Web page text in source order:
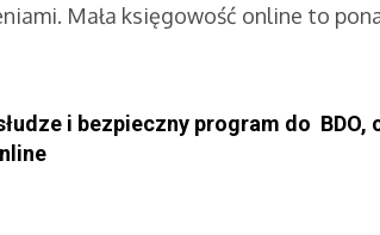
Mała księgowość online to
i bezpieczny program do BDO,